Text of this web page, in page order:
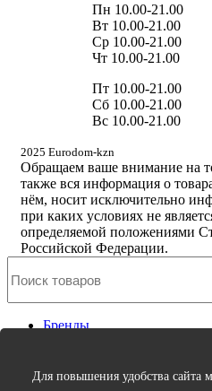
Пн 10.00-21.00
Вт 10.00-21.00
Ср 10.00-21.00
Чт 10.00-21.00
Пт 10.00-21.00
Сб 10.00-21.00
Вс 10.00-21.00
2025 Eurodom-kzn
Обращаем ваше внимание на
также вся информация о
нём, носит исключительно
при каких условиях не
определяемой положениями
Российской Федерации.
Бренды
Спальня
Для повышения удобства сайта